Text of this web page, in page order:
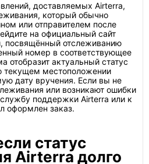
доставляемых Airterra,
который обычно
или отправителем после
на официальный сайт
посвящённый отслеживанию
номер в соответствующее
отобразит актуальный статус
текущем местоположении
дату вручения. Если вы не
или возникают ошибки
поддержки Airterra или к
оформлен заказ.
статус
Airterra долго